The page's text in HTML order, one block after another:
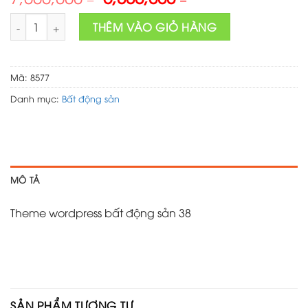
price
was:
7,000,000 ₫.
price
is:
5,000,000 ₫.
Theme wordpress bất động sản 38 số lượng
THÊM VÀO GIỎ HÀNG
Mã: 8577
Danh mục: Bất động sản
MÔ TẢ
Theme wordpress bất động sản 38